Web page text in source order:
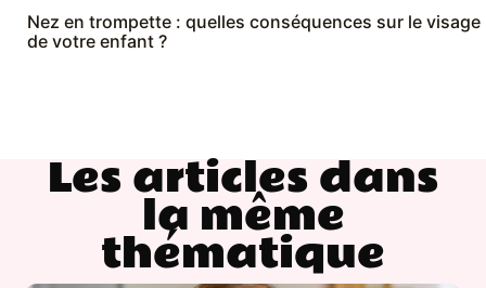
Nez en trompette : quelles conséquences sur le visage
de votre enfant ?
Les articles dans
la même
thématique